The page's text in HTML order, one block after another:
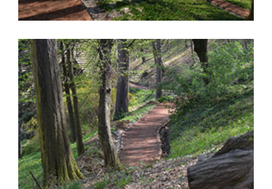
Trim staza
kondicija
,
trening